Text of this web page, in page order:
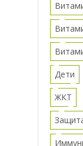
Дети
ЖКТ